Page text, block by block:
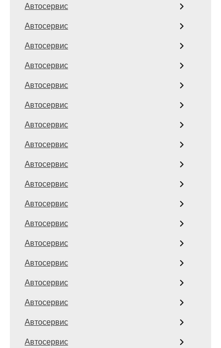
Автосервис
Автосервис
Автосервис
Автосервис
Автосервис
Автосервис
Автосервис
Автосервис
Автосервис
Автосервис
Автосервис
Автосервис
Автосервис
Автосервис
Автосервис
Автосервис
Автосервис
Автосервис